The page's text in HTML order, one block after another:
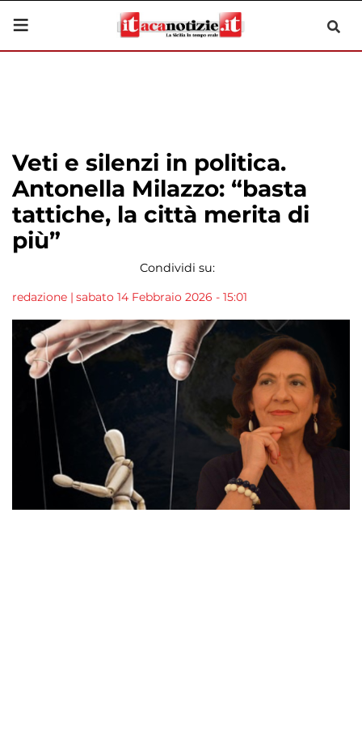
Veti e silenzi in politica.
Antonella Milazzo: “basta
tattiche, la città merita di
più”
Condividi su:
redazione | sabato 14 Febbraio 2026 - 15:01